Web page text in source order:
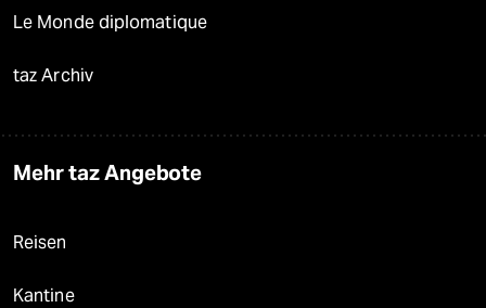
Le Monde diplomatique
taz Archiv
Mehr taz Angebote
Reisen
Kantine